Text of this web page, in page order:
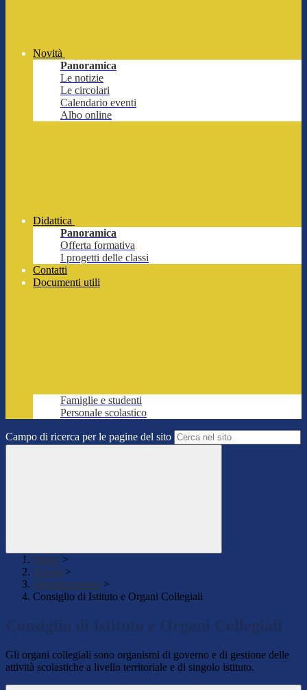
Novità
Panoramica
Le notizie
Le circolari
Calendario eventi
Albo online
Didattica
Panoramica
Offerta formativa
I progetti delle classi
Contatti
Documenti utili
Famiglie e studenti
Personale scolastico
Campo di ricerca per le pagine del sito
Home >
Scuola >
Organizzazione >
Consiglio di Istituto e Organi Collegiali
Consiglio di Istituto e Organi Collegiali
Gli organi collegiali sono organismi di governo e di gestione delle
attività scolastiche a livello territoriale e di singolo istituto.